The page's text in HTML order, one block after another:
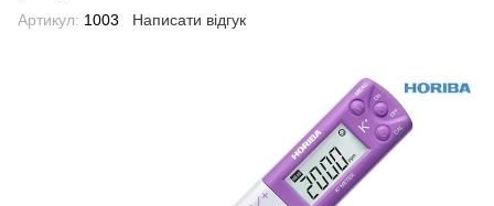
Артикул: 1003 Написати відгук